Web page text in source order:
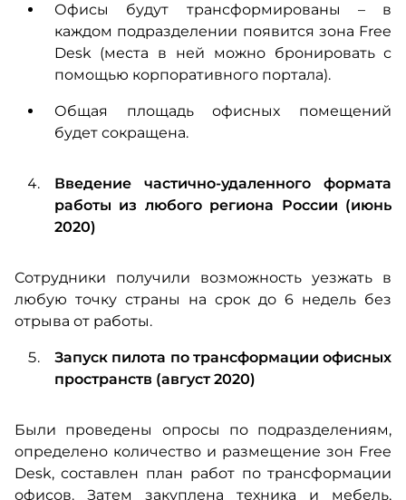
Офисы будут трансформированы – в
каждом подразделении появится зона Free
Desk (места в ней можно бронировать с
помощью корпоративного портала).
Общая площадь офисных помещений
будет сокращена.
Введение частично-удаленного формата
работы из любого региона России (июнь
2020)
Сотрудники получили возможность уезжать в
любую точку страны на срок до 6 недель без
отрыва от работы.
Запуск пилота по трансформации офисных
пространств (август 2020)
Были проведены опросы по подразделениям,
определено количество и размещение зон Free
Desk, составлен план работ по трансформации
офисов. Затем закуплена техника и мебель,